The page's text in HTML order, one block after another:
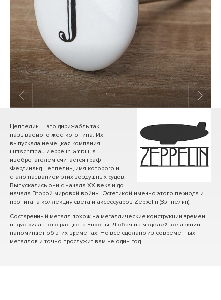
1 / 4
Цеппелин — это дирижабль так
называемого жесткого типа. Их
выпускала немецкая компания
Luftschiffbau Zeppelin GmbH, а
изобретателем считается граф
Фердинанд Цеппелин, имя которого и
стало названием этих воздушных судов.
Выпускались они с начала ХХ века и до
начала Второй мировой войны. Эстетикой именно этого периода и
пропитана коллекция света и аксессуаров Zeppelin (Зэппелин).
Состаренный металл похож на металлические конструкции времен
индустриального расцвета Европы. Любая из моделей коллекции
напоминает об этих временах. Но все сделано из современных
металлов и точно прослужит вам не один год.